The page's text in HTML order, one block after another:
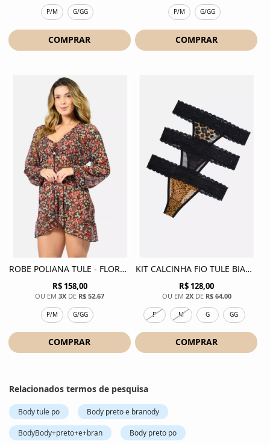
P/M G/GG
COMPRAR
P/M G/GG
COMPRAR
ROBE POLIANA TULE - FLORAL PRETO
R$ 158,00
3X DE R$ 52,67
P/M G/GG
COMPRAR
KIT CALCINHA FIO TULE BIANCA - LEOPARDO AVELA
R$ 128,00
2XDE R$ 64,00
P M G GG
COMPRAR
Relacionados termos de pesquisa
Body tule po Body preto e branody
BodyBody+preto+e+bran Body preto po